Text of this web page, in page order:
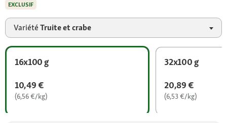
VariétéTruite et crabe
16x100 g
10,49 €
(6,56 €/kg)
32x100 g
20,89 €
(6,53 €/kg)
EXCLUSIF